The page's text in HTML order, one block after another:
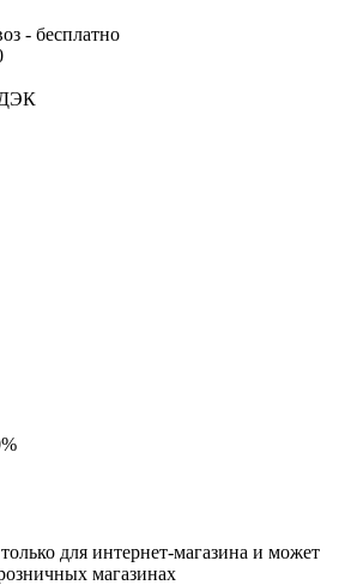
- бесплатно
для интернет-магазина и может
магазинах